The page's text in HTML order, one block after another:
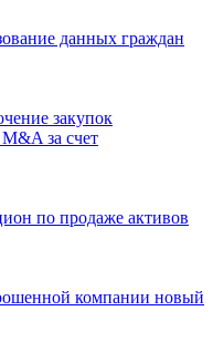
данных граждан
закупок
за счет
по продаже активов
компании новый